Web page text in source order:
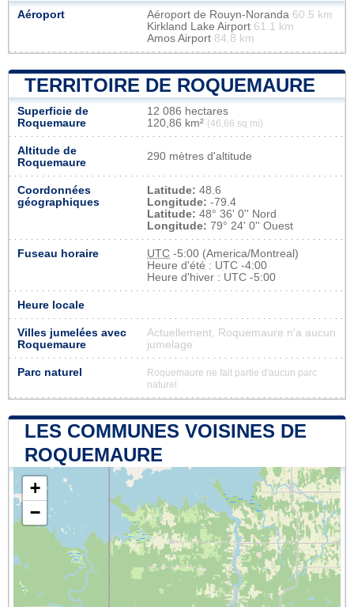
Aéroport Aéroport de Rouyn-Noranda 60.5 km
Kirkland Lake Airport 61.1 km
Amos Airport 84.8 km
TERRITOIRE DE ROQUEMAURE
Superficie de
Roquemaure
12 086 hectares
120,86 km² (46,66 sq mi)
Altitude de
Roquemaure
290 mètres d'altitude
Coordonnées
géographiques
Latitude: 48.6
Longitude: -79.4
Latitude: 48° 36' 0'' Nord
Longitude: 79° 24' 0'' Ouest
Fuseau horaire UTC -5:00 (America/Montreal)
Heure d'été : UTC -4:00
Heure d'hiver : UTC -5:00
Heure locale
Villes jumelées avec
Roquemaure
Actuellement, Roquemaure n'a aucun
jumelage
Parc naturel
Roquemaure ne fait partie d'aucun parc
naturel
LES COMMUNES VOISINES DE
ROQUEMAURE
+
−